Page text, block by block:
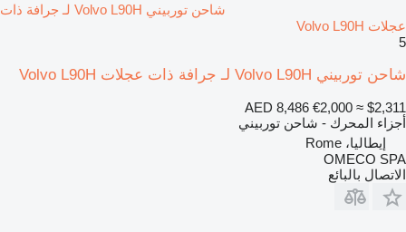
شاحن توربيني Volvo L90H لـ جرافة ذات
عجلات Volvo L90H
5
شاحن توربيني Volvo L90H لـ جرافة ذات عجلات Volvo L90H
AED 8,486 €2,000 ≈ $2,311
أجزاء المحرك - شاحن توربيني
إيطاليا، Rome
OMECO SPA
الاتصال بالبائع